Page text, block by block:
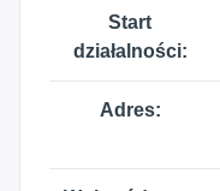
Start
działalności:
Adres: